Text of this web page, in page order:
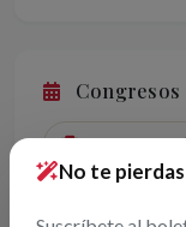
Congresos
XXXI · Madrid
No te